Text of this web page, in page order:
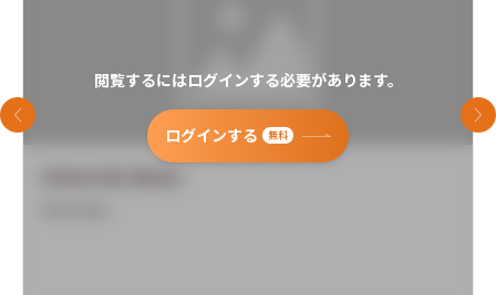
閲覧するにはログインする必要があります。
ログインする 無料
前のスライド 次